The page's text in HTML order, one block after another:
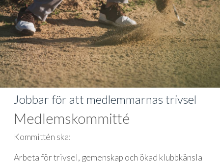
Jobbar för att medlemmarnas trivsel
Medlemskommitté
Kommittén ska:
Arbeta för trivsel, gemenskap och ökad klubbkänsla